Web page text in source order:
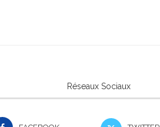
Réseaux Sociaux